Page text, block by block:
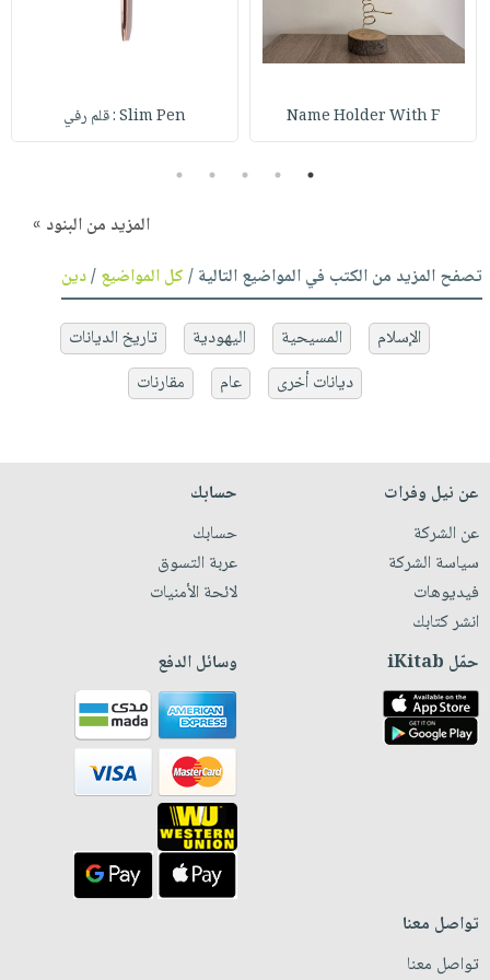
Name Holder With F Slim Pen : قلم رفي
1
2
3
4
5
المزيد من البنود »
تصفح المزيد من الكتب في المواضيع التالية /كل المواضيع/دين
الإسلام المسيحية اليهودية
تاريخ الديانات
ديانات أخرى
عام مقارنات
عن نيل وفرات
عن الشركة
سياسة الشركة
فيديوهات
انشر كتابك
حسابك
حسابك
عربة التسوق
لائحة الأمنيات
حمّل iKitab وسائل الدفع
تواصل معنا
تواصل معنا